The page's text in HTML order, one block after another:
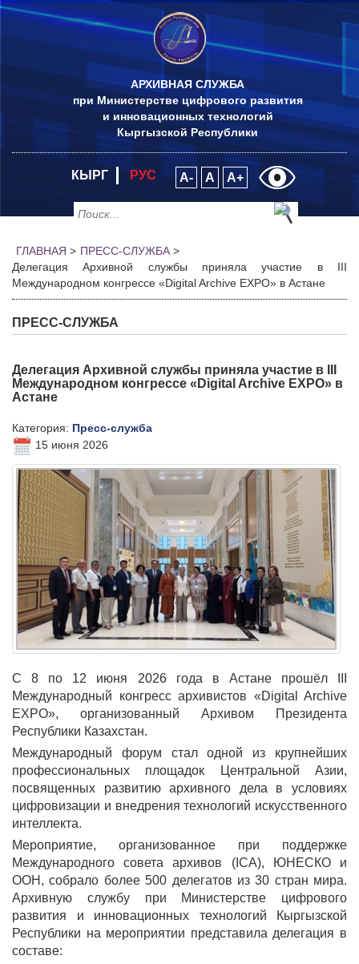
АРХИВНАЯ СЛУЖБА
при Министерстве цифрового развития
и инновационных технологий
Кыргызской Республики
КЫРГ РУС A- A A+
ГЛАВНАЯ > ПРЕСС-СЛУЖБА >
Делегация Архивной службы приняла участие в III
Международном конгрессе «Digital Archive EXPO» в Астане
ПРЕСС-СЛУЖБА
Делегация Архивной службы приняла участие в III
Международном конгрессе «Digital Archive EXPO» в
Астане
Категория: Пресс-служба
15 июня 2026
С 8 по 12 июня 2026 года в Астане прошёл III
Международный конгресс архивистов «Digital Archive
EXPO», организованный Архивом Президента
Республики Казахстан.
Международный форум стал одной из крупнейших
профессиональных площадок Центральной Азии,
посвященных развитию архивного дела в условиях
цифровизации и внедрения технологий искусственного
интеллекта.
Мероприятие, организованное при поддержке
Международного совета архивов (ICA), ЮНЕСКО и
ООН, собрало более 500 делегатов из 30 стран мира.
Архивную службу при Министерстве цифрового
развития и инновационных технологий Кыргызской
Республики на мероприятии представила делегация в
составе: